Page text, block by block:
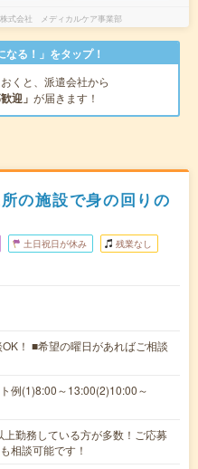
式会社 メディカルケア事業部
る！」をタップ！
くと、派遣会社から
迎」 が届きます！
の施設で身の回りの
土日祝日が休み 残業なし
！ ■希望の曜日があればご相談
例(1)8:00～13:00(2)10:00～
上勤務している方が多数！ご応募
相談可能です！